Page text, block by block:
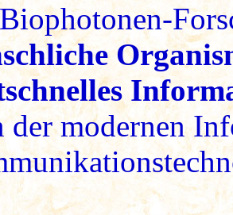
der modernen